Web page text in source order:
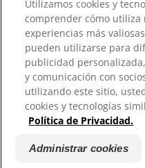
Reconocemos el
medioambiente y
Temas
Utilizamos cookies y
comprender cómo
experiencias más
pueden utilizarse para
publicidad
y comunicación con
utilizando este sitio,
cookies y tecnologías
Política de Privacidad.
Administrar cookies